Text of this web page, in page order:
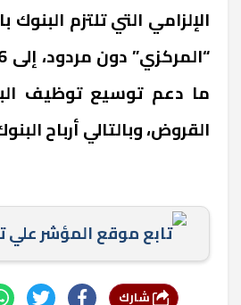
الإلزامي التي تلتزم
ما دعم توسيع توظيف
القروض، وبالتالي أرباح
تابع موقع المؤشر